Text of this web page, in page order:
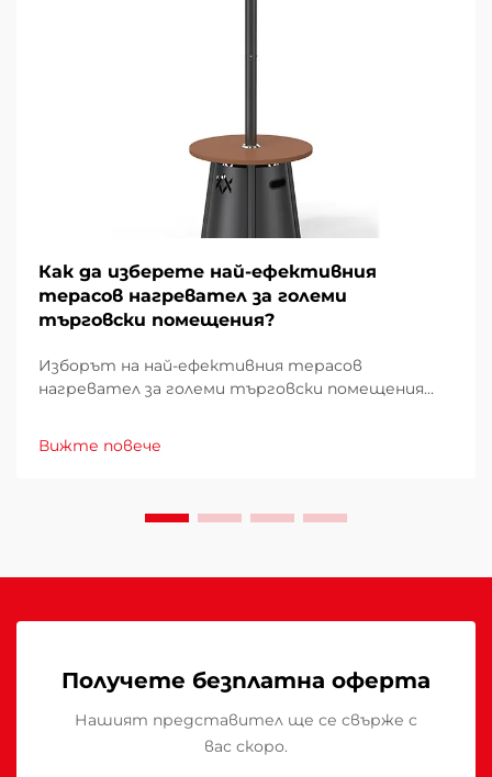
Как да изберете най-ефективния
терасов нагревател за големи
търговски помещения?
Изборът на най-ефективния терасов
нагревател за големи търговски помещения
фактори, които директно влияят върху
експлоатационните разходи, удобството на
недостатъчно отопление...
Вижте повече
Получете безплатна оферта
Нашият представител ще се свърже с
вас скоро.